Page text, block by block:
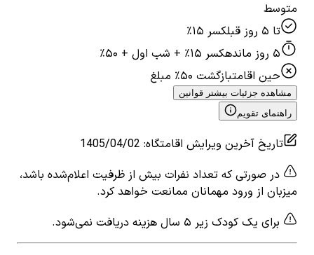
متوسط
تا ۵ روز قبل
کسر ۱۵٪
۵ روز مانده
کسر ۱۵٪ + شب اول + ۵۰٪
حین اقامتبازگشت ۵۰٪ مبلغ
مشاهده جزئیات بیشتر قوانین
راهنمای تقویم
تاریخ آخرین ویرایش اقامتگاه:
1405/04/02
در صورتی که تعداد نفرات بیش از ظرفیت اعلام‌شده باشد،
میزبان از ورود مهمانان ممانعت خواهد کرد.
برای یک کودک زیر ۵ سال هزینه دریافت نمی‌شود.